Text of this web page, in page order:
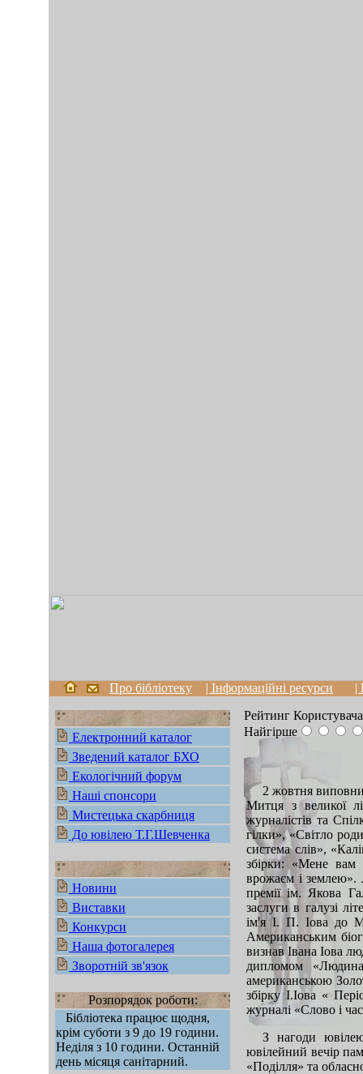
Про бібліотеку | Інформаційні ресурси |
Електронний каталог
Зведений каталог БХО
Екологічний форум
Наші спонсори
Мистецька скарбниця
До ювілею Т.Г.Шевченка
Новини
Виставки
Конкурси
Наша фотогалерея
Зворотній зв'язок
Розпорядок роботи:
Бібліотека працює щодня,
крім суботи з 9 до 19 години.
Неділя з 10 години. Останній
день місяця санітарний.
Рейтинг
Найгірше
2 жовтня
Митця з великої
журналістів та
гілки», «Світло
система слів»,
збірки: «Мене вам
врожаєм і землею».
премії ім. Якова
заслуги в галузі
ім'я І. П. Іова до
Американським
визнав Івана Іова
дипломом
американською
збірку І.Іова «
журналі «Слово і
З нагоди
ювілейний вечір
«Поділля» та